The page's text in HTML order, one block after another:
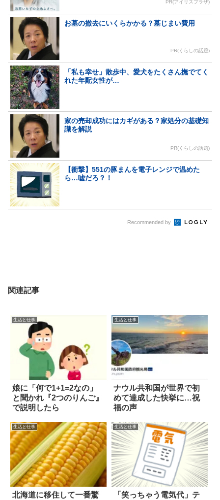
PR(アイリスプラザ)
お墓の撤去にいくらかかる？墓じまい費用
PR(くらしの話題)
「私も幸せ」散歩中、愛犬をたくさん撫でてく
れた年配女性が…
家の売却成功にはカギがある？家処分の基礎知
識を解説
PR(くらしの話題)
【衝撃】551の豚まんを電子レンジで温めた
ら…嘘だろ？！
Recommended by
関連記事
生活と仕事
娘に「何で1+1=2なの」
と聞かれ『2つのりんご』
で説明したら
生活と仕事
ナウル共和国が世界で初
めて達成した快挙に…祝
福の声
生活と仕事
北海道に移住して一番驚
生活と仕事
「笑っちゃう電気代」テ